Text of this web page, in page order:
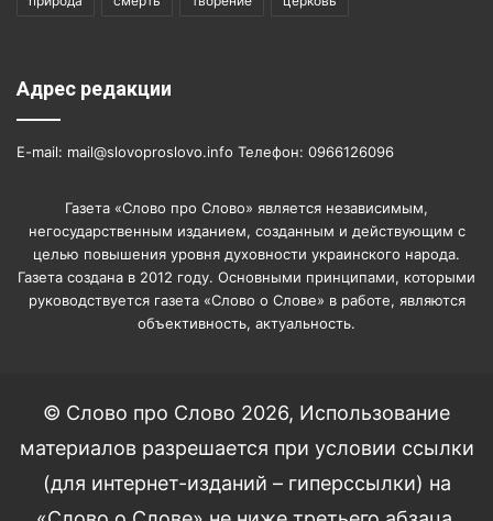
Адрес редакции
E-mail: mail@slovoproslovo.info Телефон: 0966126096
Газета «Слово про Слово» является независимым,
негосударственным изданием, созданным и действующим с
целью повышения уровня духовности украинского народа.
Газета создана в 2012 году. Основными принципами, которыми
руководствуется газета «Слово о Слове» в работе, являются
объективность, актуальность.
© Слово про Слово 2026, Использование
материалов разрешается при условии ссылки
(для интернет-изданий – гиперссылки) на